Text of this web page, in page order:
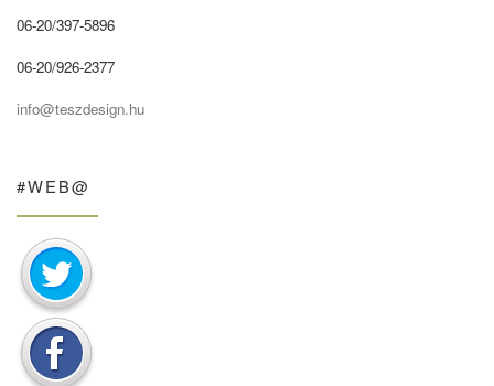
06-20/397-5896
06-20/926-2377
info@teszdesign.hu
#WEB@